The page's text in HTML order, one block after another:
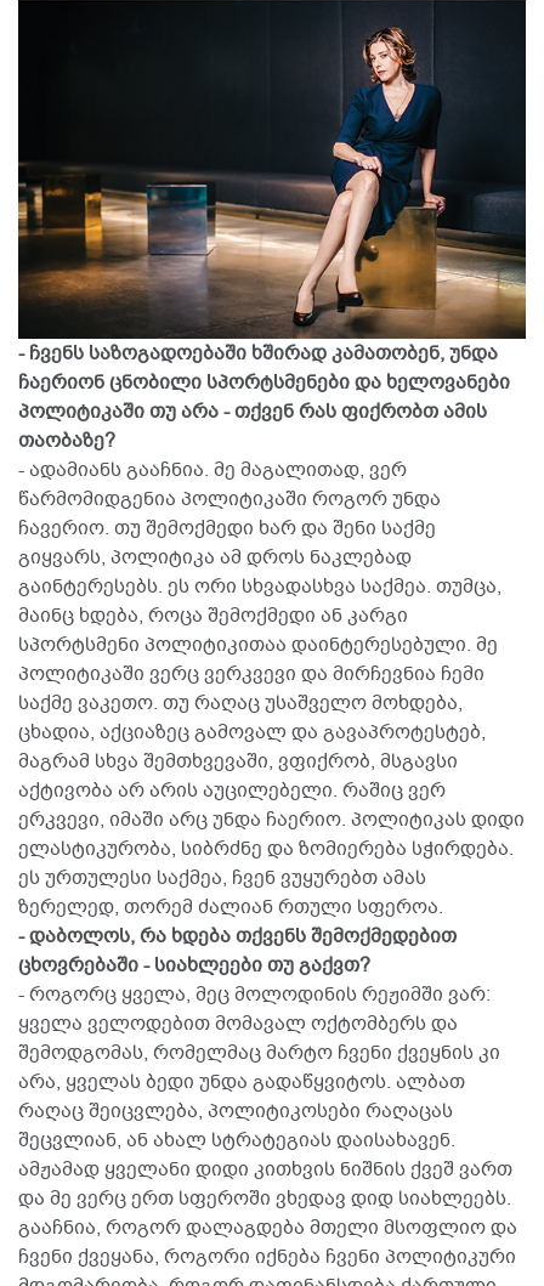
- ჩვენს საზოგადოებაში ხშირად კამათობენ, უნდა
ჩაერიონ ცნობილი სპორტსმენები და ხელოვანები
პოლიტიკაში თუ არა - თქვენ რას ფიქრობთ ამის
თაობაზე?
- ადამიანს გააჩნია. მე მაგალითად, ვერ
წარმომიდგენია პოლიტიკაში როგორ უნდა
ჩავერიო. თუ შემოქმედი ხარ და შენი საქმე
გიყვარს, პოლიტიკა ამ დროს ნაკლებად
გაინტერესებს. ეს ორი სხვადასხვა საქმეა. თუმცა,
მაინც ხდება, როცა შემოქმედი ან კარგი
სპორტსმენი პოლიტიკითაა დაინტერესებული. მე
პოლიტიკაში ვერც ვერკვევი და მირჩევნია ჩემი
საქმე ვაკეთო. თუ რაღაც უსაშველო მოხდება,
ცხადია, აქციაზეც გამოვალ და გავაპროტესტებ,
მაგრამ სხვა შემთხვევაში, ვფიქრობ, მსგავსი
აქტივობა არ არის აუცილებელი. რაშიც ვერ
ერკვევი, იმაში არც უნდა ჩაერიო. პოლიტიკას დიდი
ელასტიკურობა, სიბრძნე და ზომიერება სჭირდება.
ეს ურთულესი საქმეა, ჩვენ ვუყურებთ ამას
ზერელედ, თორემ ძალიან რთული სფეროა.
- დაბოლოს, რა ხდება თქვენს შემოქმედებით
ცხოვრებაში - სიახლეები თუ გაქვთ?
- როგორც ყველა, მეც მოლოდინის რეჟიმში ვარ:
ყველა ველოდებით მომავალ ოქტომბერს და
შემოდგომას, რომელმაც მარტო ჩვენი ქვეყნის კი
არა, ყველას ბედი უნდა გადაწყვიტოს. ალბათ
რაღაც შეიცვლება, პოლიტიკოსები რაღაცას
შეცვლიან, ან ახალ სტრატეგიას დაისახავენ.
ამჟამად ყველანი დიდი კითხვის ნიშნის ქვეშ ვართ
და მე ვერც ერთ სფეროში ვხედავ დიდ სიახლეებს.
გააჩნია, როგორ დალაგდება მთელი მსოფლიო და
ჩვენი ქვეყანა, როგორი იქნება ჩვენი პოლიტიკური